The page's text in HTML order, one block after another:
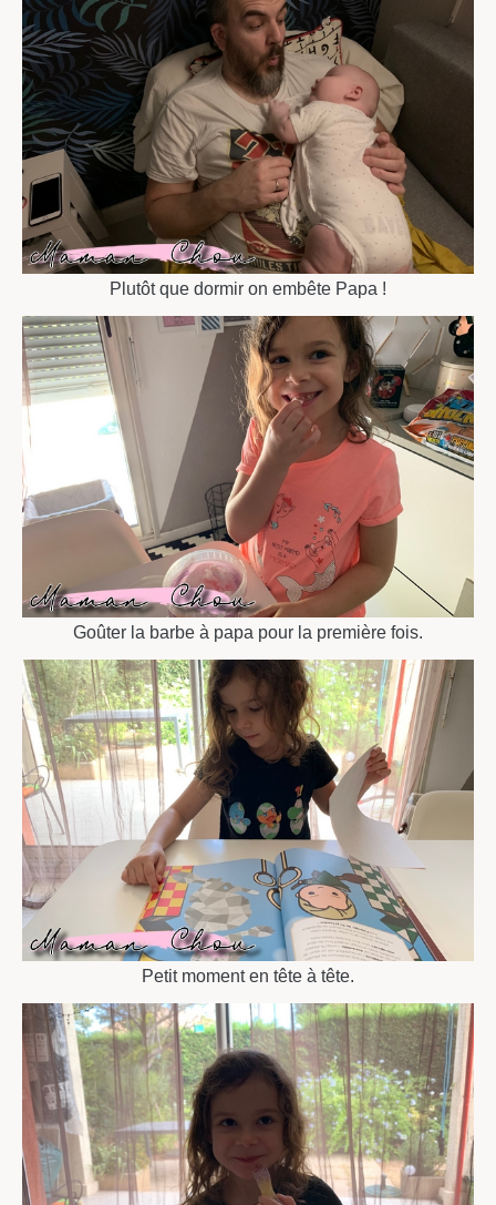
Plutôt que dormir on embête Papa !
Goûter la barbe à papa pour la première fois.
Petit moment en tête à tête.